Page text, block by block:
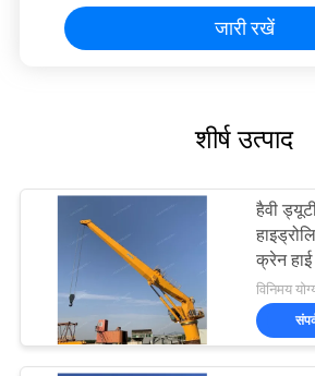
जारी रखें
शीर्ष उत्पाद
हैवी
क्रेन
विनिमय